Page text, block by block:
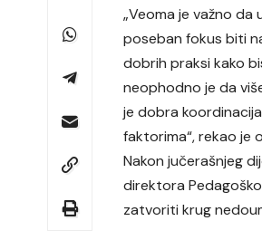
„Veoma je važno
poseban fokus biti
dobrih praksi kako
neophodno je da
je dobra
faktorima“, rekao je
Nakon jučerašnjeg
direktora
zatvoriti krug